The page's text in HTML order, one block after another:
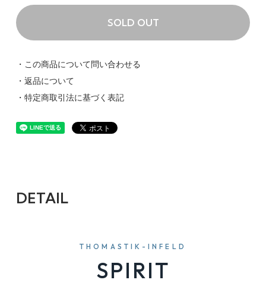
SOLD OUT
・この商品について問い合わせる
・返品について
・特定商取引法に基づく表記
DETAIL
THOMASTIK-INFELD
SPIRIT